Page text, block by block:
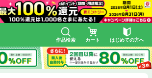
作品検索 カート はじめての方へ